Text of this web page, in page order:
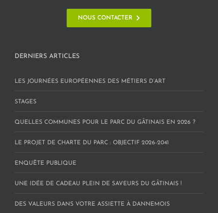
NOUS CONTACTER
DERNIERS ARTICLES
LES JOURNÉES EUROPÉENNES DES MÉTIERS D’ART
STAGES
QUELLES COMMUNES POUR LE PARC DU GÂTINAIS EN 2026 ?
LE PROJET DE CHARTE DU PARC : OBJECTIF 2026-2041
ENQUÊTE PUBLIQUE
UNE IDÉE DE CADEAU PLEIN DE SAVEURS DU GÂTINAIS !
DES VALEURS DANS VOTRE ASSIETTE À DANNEMOIS